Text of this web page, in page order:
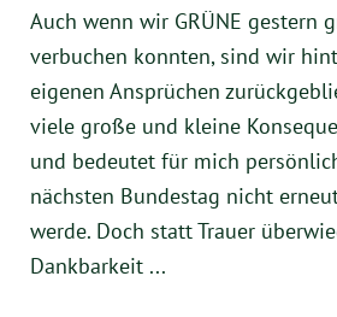
Twitter
YouTube
Facebook
Instagram
Auch wenn wir GRÜNE gestern
verbuchen konnten, sind wir
eigenen Ansprüchen
viele große und kleine
und bedeutet für mich
nächsten Bundestag nicht
werde. Doch statt Trauer
Dankbarkeit ...